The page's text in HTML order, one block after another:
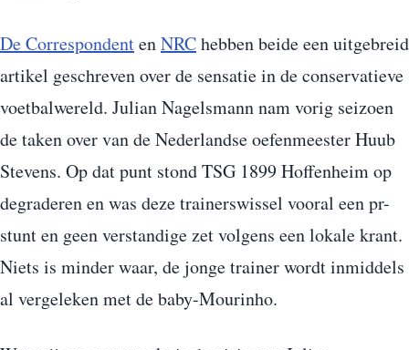
De CorrespondentenNRChebben beide een uitgebreid
artikel geschreven over de sensatie in de conservatieve
voetbalwereld. Julian Nagelsmann nam vorig seizoen
de taken over van de Nederlandse oefenmeester Huub
Stevens. Op dat punt stond TSG 1899 Hoffenheim op
degraderen en was deze trainerswissel vooral een pr-
stunt en geen verstandige zet volgens een lokale krant.
Niets is minder waar, de jonge trainer wordt inmiddels
al vergeleken met de baby-Mourinho.